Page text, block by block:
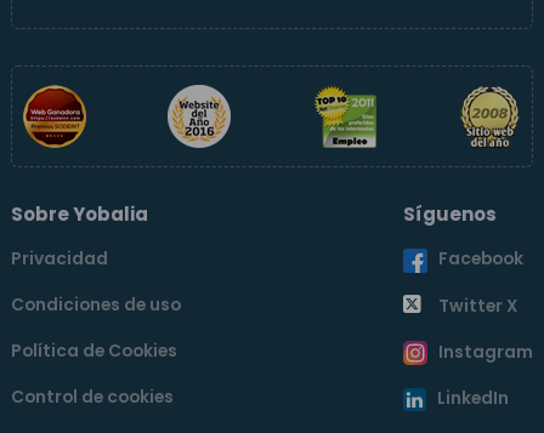
Sobre Yobalia
Privacidad
Condiciones de uso
Política de Cookies
Control de cookies
Síguenos
Facebook
Twitter X
Instagram
LinkedIn